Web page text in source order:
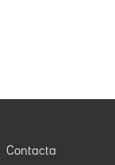
Contacta